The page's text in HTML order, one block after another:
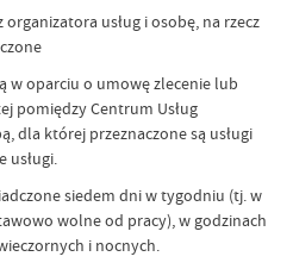
organizatora usług i osobę, na rzecz
w oparciu o umowę zlecenie lub
pomiędzy Centrum Usług
dla której przeznaczone są usługi
usługi.
siedem dni w tygodniu (tj. w
wolne od pracy), w godzinach
i nocnych.